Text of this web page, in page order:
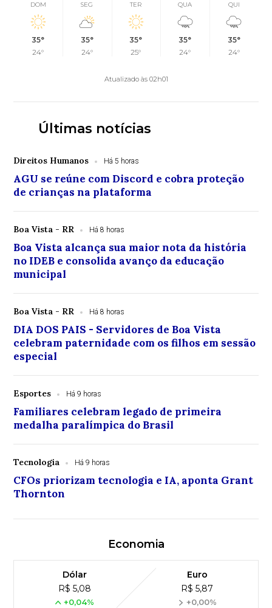
DOM
35°
24°
SEG
35°
24°
TER
35°
25°
QUA
35°
24°
QUI
35°
24°
Atualizado às 02h01
Últimas notícias
Direitos Humanos Há 5 horas
AGU se reúne com Discord e cobra proteção
de crianças na plataforma
Boa Vista - RR Há 8 horas
Boa Vista alcança sua maior nota da história
no IDEB e consolida avanço da educação
municipal
Boa Vista - RR Há 8 horas
DIA DOS PAIS - Servidores de Boa Vista
celebram paternidade com os filhos em sessão
especial
Esportes Há 9 horas
Familiares celebram legado de primeira
medalha paralímpica do Brasil
Tecnologia Há 9 horas
CFOs priorizam tecnologia e IA, aponta Grant
Thornton
Economia
Dólar
R$ 5,08
+0,04%
Euro
R$ 5,87
+0,00%